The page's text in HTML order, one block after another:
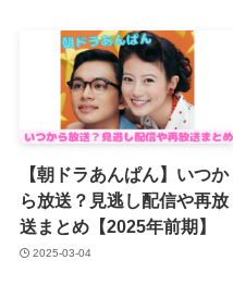
【朝ドラあんぱん】いつか
ら放送？見逃し配信や再放
送まとめ【2025年前期】
2025-03-04